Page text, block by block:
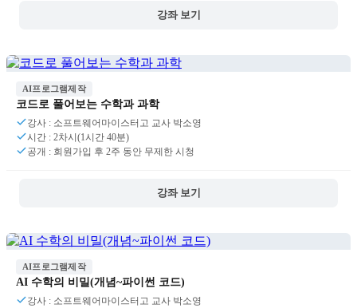
강좌 보기
AI프로그램제작
코드로 풀어보는 수학과 과학
강사 : 소프트웨어마이스터고 교사 박소영
시간 : 2차시(1시간 40분)
공개 : 회원가입 후 2주 동안 무제한 시청
강좌 보기
AI프로그램제작
AI 수학의 비밀(개념~파이썬 코드)
강사 : 소프트웨어마이스터고 교사 박소영